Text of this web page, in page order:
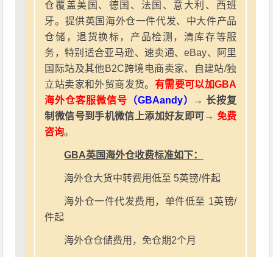
仓覆盖美国、德国、法国、意大利、西班
牙。提供英国海外仓一件代发、中大件产品
仓储，退货换标，产品检测，清库存等服
务，特别适合亚马逊、速卖通、eBay、阿里
国际站及其他B2C跨境电商卖家、自建站/独
立站卖家和外贸商发货。 有需要可以加GBA
海外仓客服微信号 （GBAandy）
→ 长按复
制微信号到手机微信上添加好友即可→ 免费
咨询。
GBA英国海外仓收费标准如下：
海外仓大货中转费用低至 5英镑/件起
海外仓一件代发费用，单件低至 1英镑/
件起
海外仓仓储费用，免仓期2个月